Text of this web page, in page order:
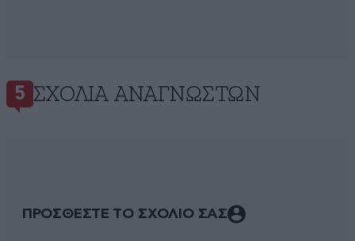
5 ΣΧΌΛΙΑ ΑΝΑΓΝΩΣΤΏΝ
ΠΡΟΣΘΕΣΤΕ ΤΟ ΣΧΟΛΙΟ ΣΑΣ